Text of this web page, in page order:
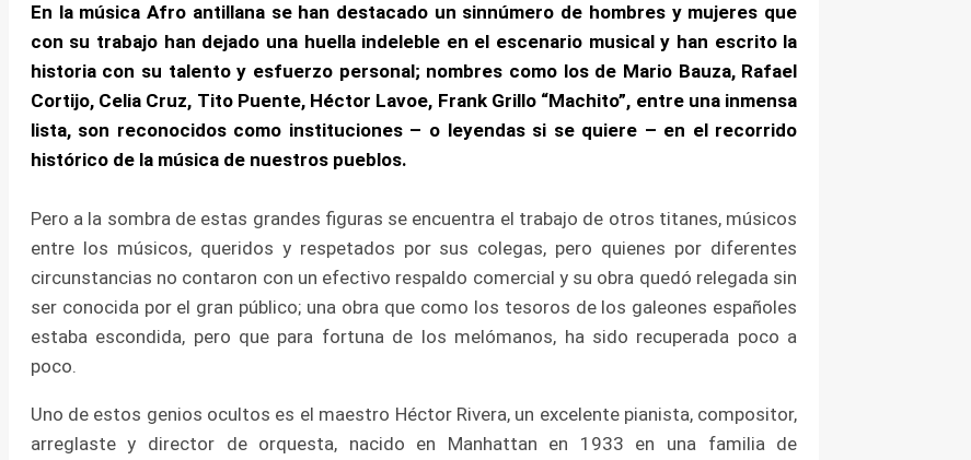
En la música Afro antillana se han destacado un sinnúmero de hombres y mujeres que
con su trabajo han dejado una huella indeleble en el escenario musical y han escrito la
historia con su talento y esfuerzo personal; nombres como los de Mario Bauza, Rafael
Cortijo, Celia Cruz, Tito Puente, Héctor Lavoe, Frank Grillo “Machito”, entre una inmensa
lista, son reconocidos como instituciones – o leyendas si se quiere – en el recorrido
histórico de la música de nuestros pueblos.
Pero a la sombra de estas grandes figuras se encuentra el trabajo de otros titanes, músicos
entre los músicos, queridos y respetados por sus colegas, pero quienes por diferentes
circunstancias no contaron con un efectivo respaldo comercial y su obra quedó relegada sin
ser conocida por el gran público; una obra que como los tesoros de los galeones españoles
estaba escondida, pero que para fortuna de los melómanos, ha sido recuperada poco a
poco.
Uno de estos genios ocultos es el maestro Héctor Rivera, un excelente pianista, compositor,
arreglaste y director de orquesta, nacido en Manhattan en 1933 en una familia de